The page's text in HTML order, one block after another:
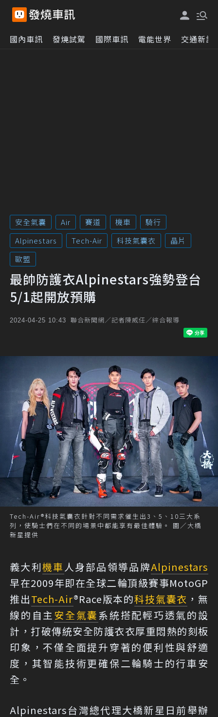
國內車訊 發燒試駕 國際車訊 電能世界 交通新訊
安全氣囊 Air 賽道 機車
騎行
Alpinestars
Tech-Air 科技氣囊衣
晶片
歐盟
最帥防護衣Alpinestars強勢登台
5/1起開放預購
2024-04-25 10:43 聯合新聞網／記者陳威任／綜合報導
Tech-Air®科技氣囊衣針對不同需求催生出3、5、10三大系
列，使騎士們在不同的場景中都能享有最佳體驗。 圖／大橋
新星提供
義大利機車人身部品領導品牌Alpinestars
早在2009年即在全球二輪頂級賽事MotoGP
推出Tech-Air®Race版本的科技氣囊衣 ，無
線的自主安全氣囊 系統搭配輕巧透氣的設
計，打破傳統安全防護衣衣厚重悶熱的刻板
印象，不僅全面提升穿著的便利性與舒適
度，其智能技術更確保二輪騎士的行車安
全。
Alpinestars台灣總代理大橋新星日前舉辦